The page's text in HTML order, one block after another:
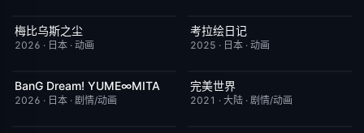
更新至第05集
梅比乌斯之尘
2026 · 日本 · 动画
更新至第43集
考拉绘日记
2025 · 日本 · 动画
更新至第08集 7.0
BanG Dream! YUME∞MITA
2026 · 日本 · 剧情/动画
更新至第281集
完美世界
2021 · 大陆 · 剧情/动画